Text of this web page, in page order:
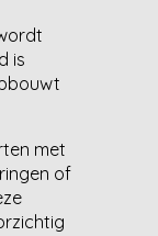
is
met
of